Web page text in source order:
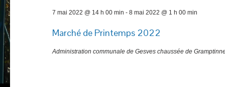
Marché de Printemps 2022
7 mai 2022 @ 14 h 00 min - 8 mai 2022 @ 1 h 00 min
Administration communale de Gesves chaussée de